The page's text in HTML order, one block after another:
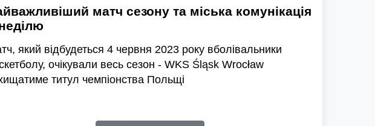
матч сезону та міська комунікація
який відбудеться 4 червня 2023 року вболівальники
очікували весь сезон - WKS Śląsk Wrocław
титул чемпіонства Польщі